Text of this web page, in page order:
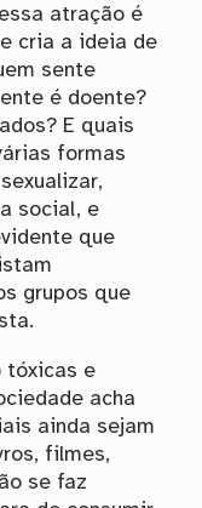
atração é
cria a ideia de
sente
é doente?
E quais
formas
social, e
que
grupos que
tóxicas e
acha
ainda sejam
filmes,
se faz